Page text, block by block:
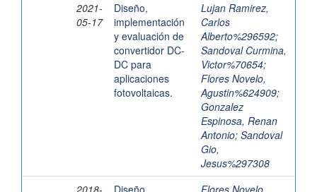
2021-
05-17
Diseño,
implementación
y evaluación de
convertidor DC-
DC para
aplicaciones
fotovoltaicas.
Lujan Ramirez,
Carlos
Alberto%296592;
Sandoval Curmina,
Victor%70654;
Flores Novelo,
Agustin%624909;
Gonzalez
Espinosa, Renan
Antonio; Sandoval
Gio,
Jesus%297308